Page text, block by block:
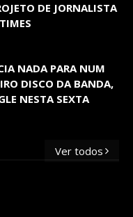
DE JORNALISTA
NADA PARA NUM
DISCO DA BANDA,
NESTA SEXTA
Ver todos